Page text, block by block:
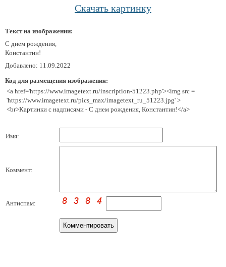
Скачать картинку
Текст на изображении:
С днем рождения,
Константин!
Добавлено: 11.09.2022
Код для размещения изображения:
<a href='https://www.imagetext.ru/inscription-51223.php'><img src =
'https://www.imagetext.ru/pics_max/imagetext_ru_51223.jpg' >
<br>Картинки с надписями - С днем рождения, Константин!</a>
Имя:
Коммент:
Антиспам: